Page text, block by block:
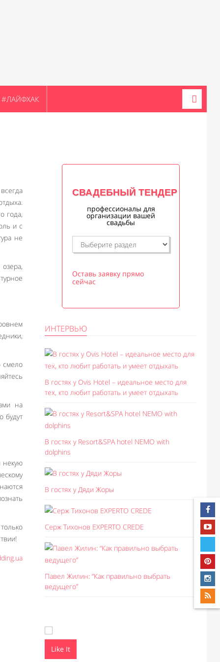
#ЛАЙФХАК
года,
и с
не
смело
на
будут
некую
СВАДЕБНЫЙ ТЕНДЕР
профессионалы для
организации вашей
свадьбы
Оставь заявку прямо
сейчас
ИНТЕРВЬЮ
В гостях у Ovis Hotel – идеальное место для
тех, кто любит работать и умеет отдыхать
В гостях у Resort&SPA hotel NEMO with
dolphins
В гостях у Дяди Жоры
Серж Тихонов EXPERTO CREDE
Павел Жилин: “Как правильно выбрать
ведущего”
Like It